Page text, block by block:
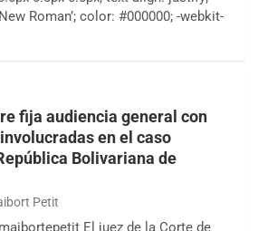
Roman’; color: #000000; -webkit-
fija audiencia general con
en el caso
Bolivariana de
Petit
El juez de la Corte de